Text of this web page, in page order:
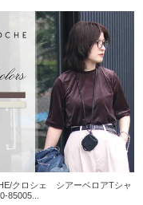
クロシェ シアーベロアTシャ
85005...